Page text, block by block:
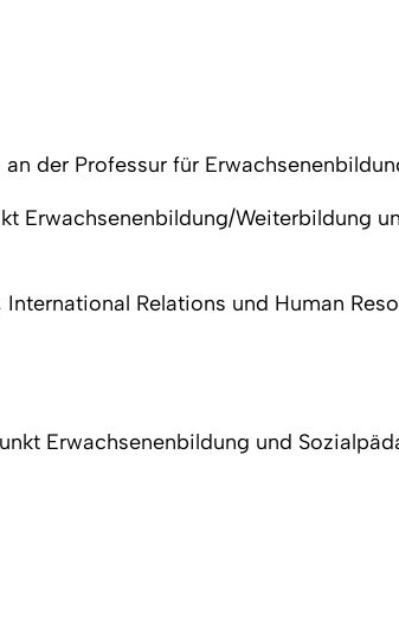
der Professur für
Erwachsenenbildung/Weiterbildung
Relations und Human
Erwachsenenbildung und